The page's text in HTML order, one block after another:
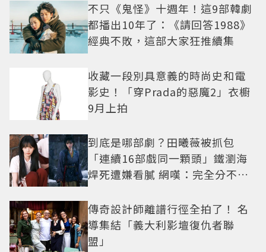
不只《鬼怪》十週年！這9部韓劇
都播出10年了：《請回答1988》
經典不敗，這部大家狂推續集
收藏一段別具意義的時尚史和電
影史！「穿Prada的惡魔2」衣櫥
9月上拍
到底是哪部劇？田曦薇被抓包
「連續16部戲同一顆頭」鐵瀏海
焊死遭嫌看膩 網嘆：完全分不出
傳奇設計師離譜行徑全拍了！ 名
導集結「義大利影壇復仇者聯
盟」